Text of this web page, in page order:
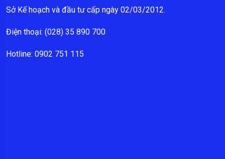
Sở Kế hoạch và đầu tư cấp ngày 02/03/2012.
Điện thoại: (028) 35 890 700
Hotline: 0902 751 115